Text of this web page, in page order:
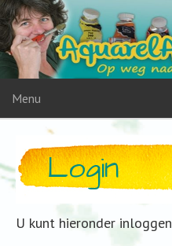
Menu
Login
U kunt hieronder inloggen